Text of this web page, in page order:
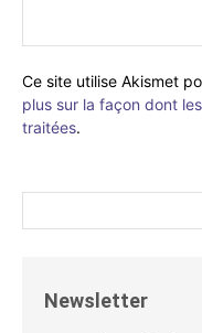
Ce site utilise Akismet
plus sur la façon dont
traitées.
Newsletter